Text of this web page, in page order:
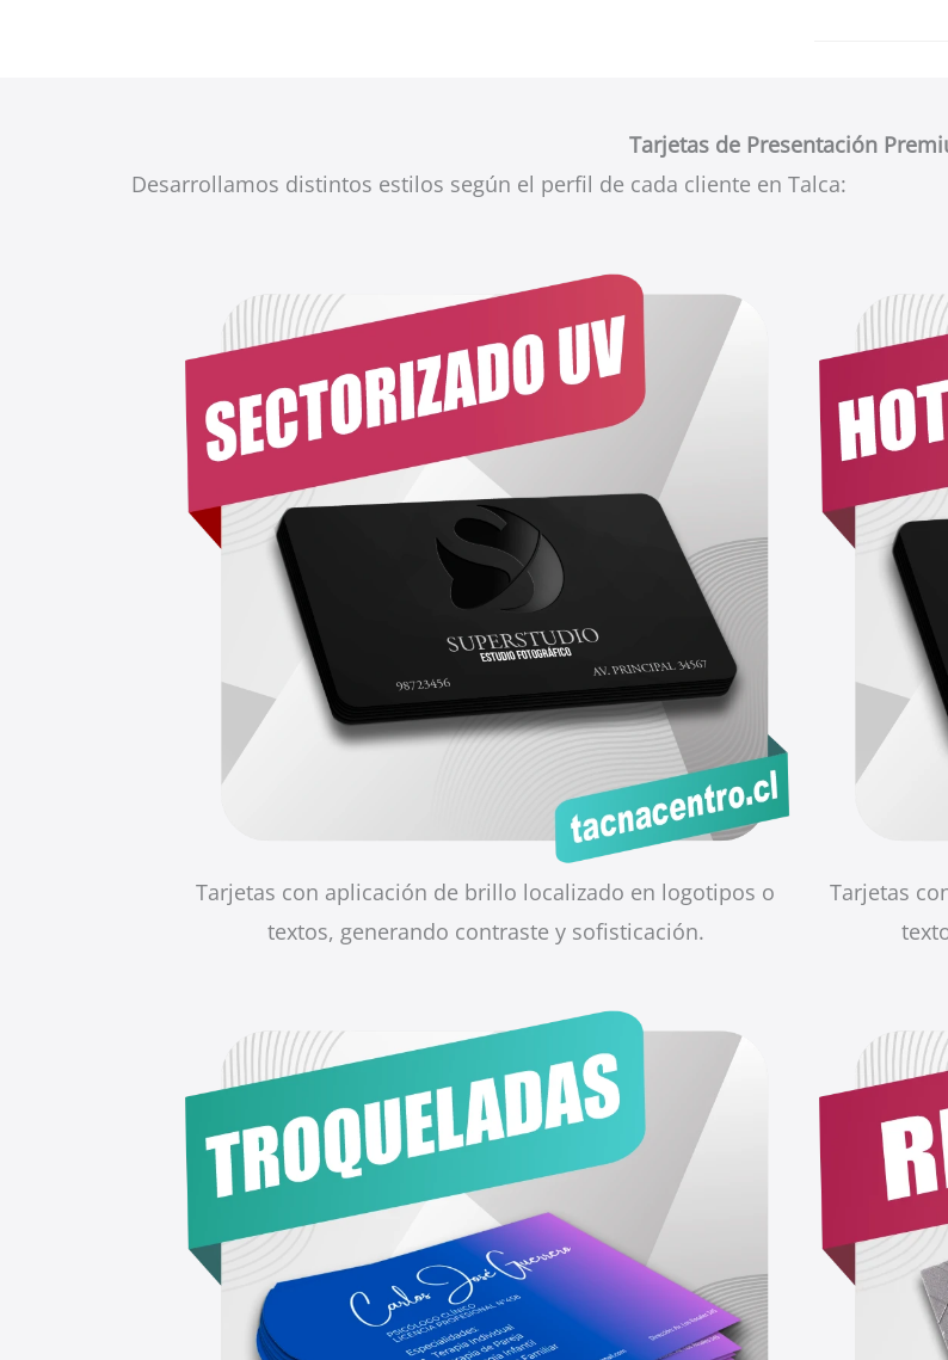
Tarjetas de Presentación
Desarrollamos distintos estilos según el perfil de cada cliente en Talca:
Tarjetas con aplicación de brillo localizado en logotipos o
textos, generando contraste y sofisticación.
Tarjetas